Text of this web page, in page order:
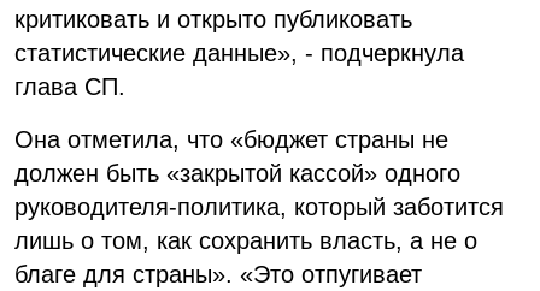
критиковать и открыто публиковать
статистические данные», - подчеркнула
глава СП.
Она отметила, что «бюджет страны не
должен быть «закрытой кассой» одного
руководителя-политика, который заботится
лишь о том, как сохранить власть, а не о
благе для страны». «Это отпугивает